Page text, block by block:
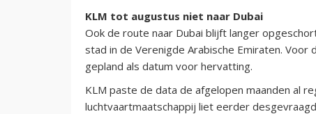
KLM tot augustus niet naar Dubai
Ook de route naar Dubai blijft langer
stad in de Verenigde Arabische Emiraten.
gepland als datum voor hervatting.
KLM paste de data de afgelopen maanden al
luchtvaartmaatschappij liet eerder